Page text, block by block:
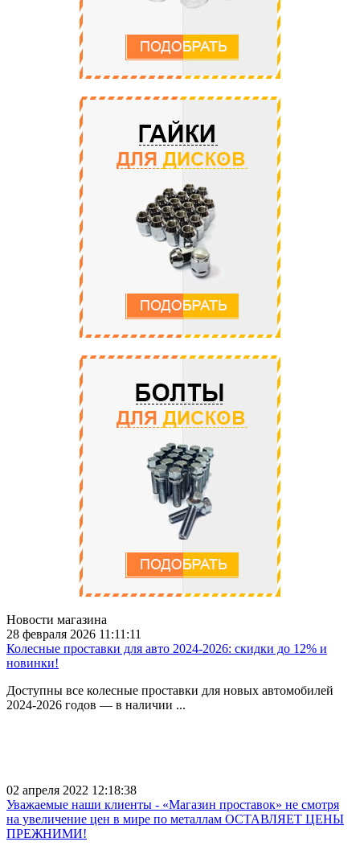
Новости магазина
28 февраля 2026 11:11:11
Колесные проставки для авто 2024-2026: скидки до 12% и
новинки!
Доступны все колесные проставки для новых автомобилей
2024-2026 годов — в наличии ...
02 апреля 2022 12:18:38
Уважаемые наши клиенты - «Магазин проставок» не смотря
на увеличение цен в мире по металлам ОСТАВЛЯЕТ ЦЕНЫ
ПРЕЖНИМИ!